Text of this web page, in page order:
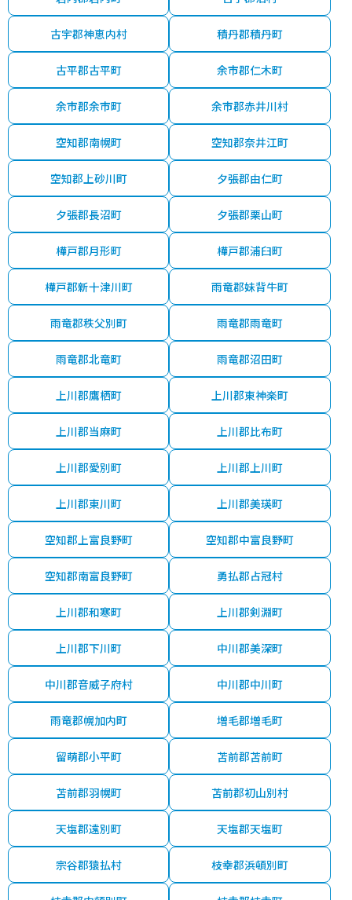
古宇郡神恵内村 積丹郡積丹町
古平郡古平町 余市郡仁木町
余市郡余市町 余市郡赤井川村
空知郡南幌町 空知郡奈井江町
空知郡上砂川町 夕張郡由仁町
夕張郡長沼町 夕張郡栗山町
樺戸郡月形町 樺戸郡浦臼町
樺戸郡新十津川町 雨竜郡妹背牛町
雨竜郡秩父別町 雨竜郡雨竜町
雨竜郡北竜町 雨竜郡沼田町
上川郡鷹栖町 上川郡東神楽町
上川郡当麻町 上川郡比布町
上川郡愛別町 上川郡上川町
上川郡東川町 上川郡美瑛町
空知郡上富良野町 空知郡中富良野町
空知郡南富良野町 勇払郡占冠村
上川郡和寒町 上川郡剣淵町
上川郡下川町 中川郡美深町
中川郡音威子府村 中川郡中川町
雨竜郡幌加内町 増毛郡増毛町
留萌郡小平町 苫前郡苫前町
苫前郡羽幌町 苫前郡初山別村
天塩郡遠別町 天塩郡天塩町
宗谷郡猿払村 枝幸郡浜頓別町